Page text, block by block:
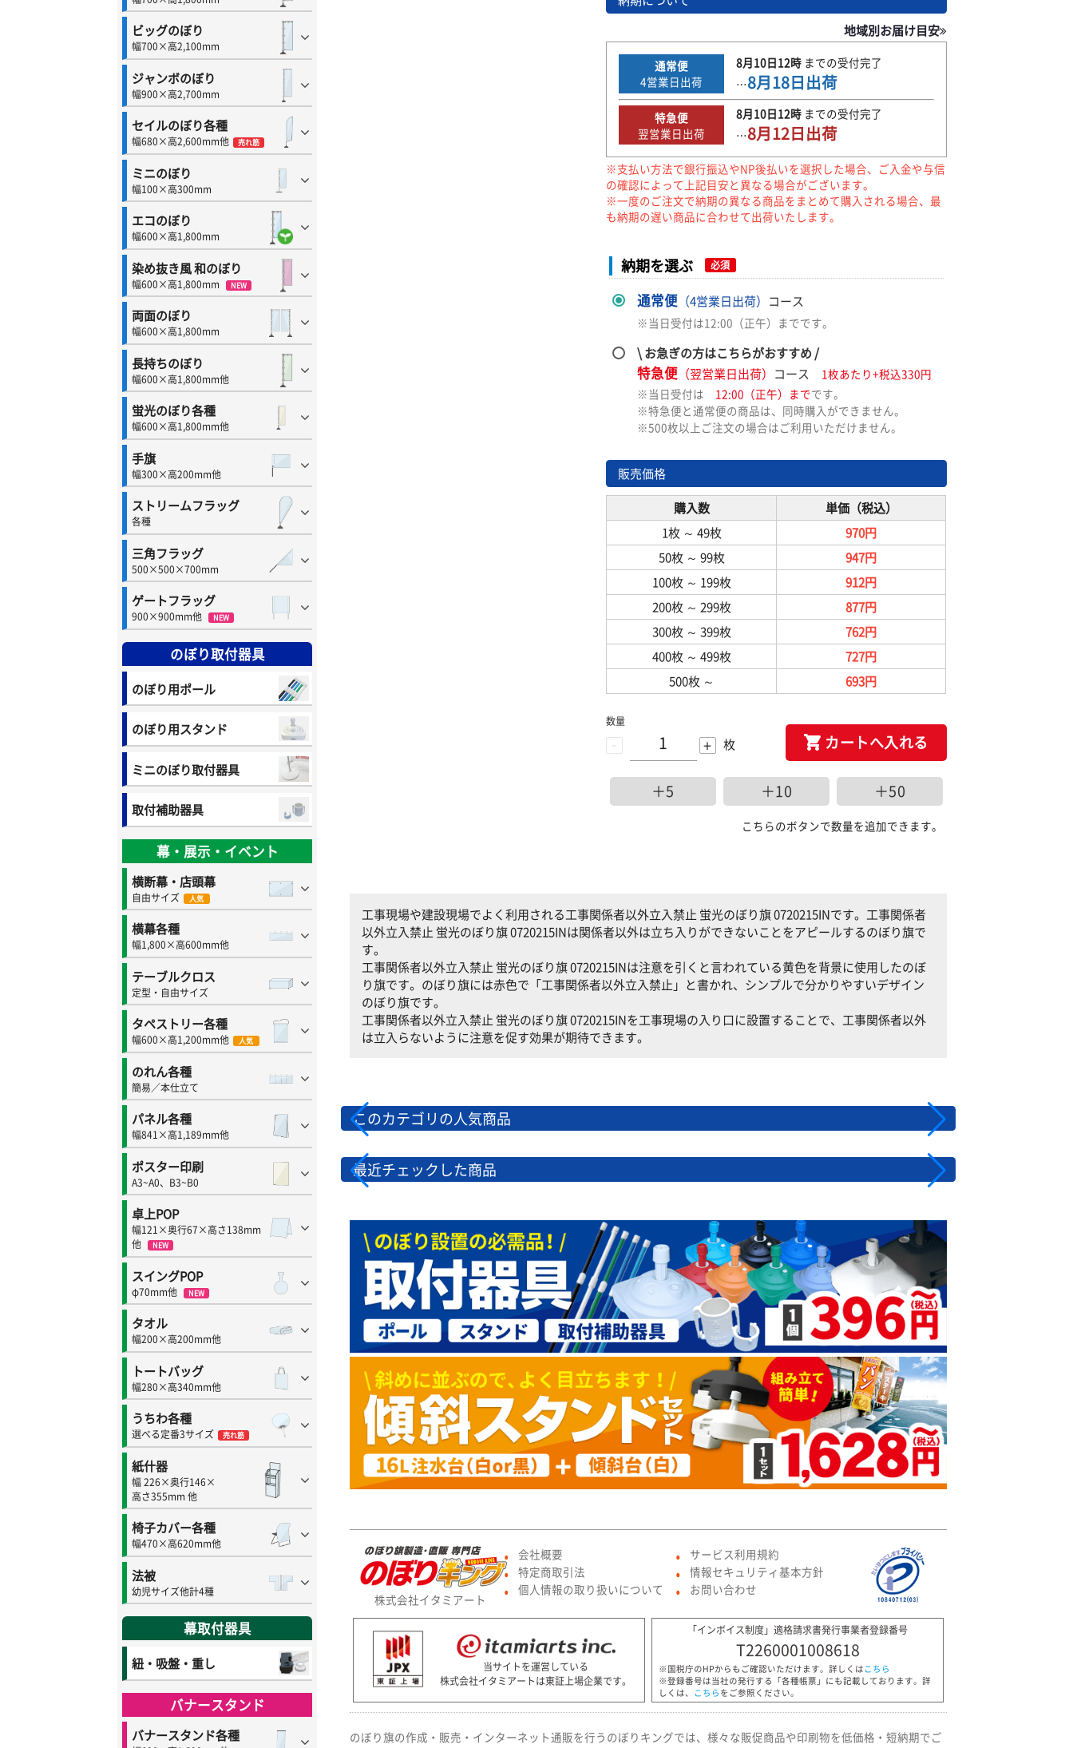
ビッグのぼり
幅700×高2,100mm
ジャンボのぼり
幅900×高2,700mm
セイルのぼり各種
幅680×高2,600mm他 売れ筋
ミニのぼり
幅100×高300mm
エコのぼり
幅600×高1,800mm
染め抜き風 和のぼり
幅600×高1,800mm NEW
両面のぼり
幅600×高1,800mm
長持ちのぼり
幅600×高1,800mm他
蛍光のぼり各種
幅600×高1,800mm他
手旗
幅300×高200mm他
ストリームフラッグ
各種
三角フラッグ
500×500×700mm
ゲートフラッグ
900×900mm他 NEW
のぼり取付器具
のぼり用ポール
のぼり用スタンド
ミニのぼり取付器具
取付補助器具
幕・展示・イベント
横断幕・店頭幕
自由サイズ 人気
横幕各種
幅1,800×高600mm他
テーブルクロス
定型・自由サイズ
タペストリー各種
幅600×高1,200mm他 人気
のれん各種
簡易／本仕立て
パネル各種
幅841×高1,189mm他
ポスター印刷
A3~A0、B3~B0
卓上POP
幅121×奥行67×高さ138mm
他
NEW
スイングPOP
φ70mm他 NEW
タオル
幅200×高200mm他
トートバッグ
幅280×高340mm他
うちわ各種
選べる定番3サイズ 売れ筋
紙什器
幅 226×奥行146×
高さ355mm 他
椅子カバー各種
幅470×高620mm他
法被
幼児サイズ他計4種
幕取付器具
紐・吸盤・重し
バナースタンド
バナースタンド各種
地域別お届け目安
通常便
4営業日出荷
8月10日12時までの受付完了
…8月18日出荷
特急便
翌営業日出荷
8月10日12時までの受付完了
…8月12日出荷
※支払い方法で銀行振込やNP後払いを選択した場合、ご入金や与信
の確認によって上記目安と異なる場合がございます。
※一度のご注文で納期の異なる商品をまとめて購入される場合、最
も納期の遅い商品に合わせて出荷いたします。
納期を選ぶ 必須
通常便（4営業日出荷） コース
※当日受付は12:00（正午）までです。
\ お急ぎの方はこちらがおすすめ /
特急便（翌営業日出荷） コース
1枚あたり+税込330円
※当日受付は 12:00（正午）までです。
※特急便と通常便の商品は、同時購入ができません。
※500枚以上ご注文の場合はご利用いただけません。
販売価格
購入数
単価（税込）
1枚 ～ 49枚
970円
50枚 ～ 99枚
947円
100枚 ～ 199枚
912円
200枚 ～ 299枚
877円
300枚 ～ 399枚
762円
400枚 ～ 499枚
727円
500枚 ～ 693円
-
数量
+ 枚 カートへ入れる
＋5 ＋10 ＋50
こちらのボタンで数量を追加できます。
工事現場や建設現場でよく利用される工事関係者以外立入禁止 蛍光のぼり旗 0720215INです。工事関係者
以外立入禁止 蛍光のぼり旗 0720215INは関係者以外は立ち入りができないことをアピールするのぼり旗で
す。
工事関係者以外立入禁止 蛍光のぼり旗 0720215INは注意を引くと言われている黄色を背景に使用したのぼ
り旗です。のぼり旗には赤色で「工事関係者以外立入禁止」と書かれ、シンプルで分かりやすいデザイン
のぼり旗です。
工事関係者以外立入禁止 蛍光のぼり旗 0720215INを工事現場の入り口に設置することで、工事関係者以外
は立入らないように注意を促す効果が期待できます。
このカテゴリの人気商品
最近チェックした商品
株式会社イタミアート
● 会社概要
● 特定商取引法
● 個人情報の取り扱いについて
● サービス利用規約
● 情報セキュリティ基本方針
● お問い合わせ
当サイトを運営している
株式会社イタミアートは東証上場企業です。
「インボイス制度」適格請求書発行事業者登録番号
T2260001008618
※国税庁のHPからもご確認いただけます。詳しくは こちら
※登録番号は当社の発行する「各種帳票」にも記載しております。詳
しくは、
こちら をご参照ください。
のぼり旗の作成・販売・インターネット通販を行うのぼりキングでは、様々な販促商品や印刷物を低価格・短納期でご